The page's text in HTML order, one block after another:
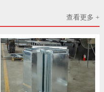
查看更多 +